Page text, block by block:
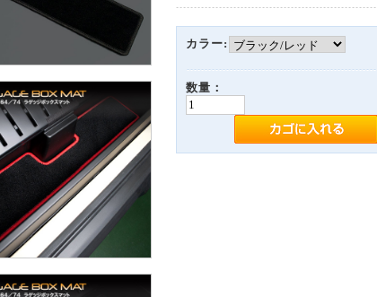
カラー:
数量：